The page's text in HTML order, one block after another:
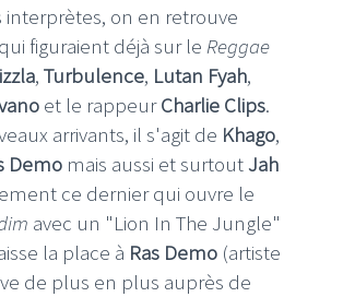
interprètes, on en retrouve
figuraient déjà sur le Reggae
, Turbulence, Lutan Fyah,
et le rappeurCharlie Clips.
arrivants, il s'agit de Khago,
Demo mais aussi et surtoutJah
ce dernier qui ouvre le
avec un "Lion In The Jungle"
la place à Ras Demo (artiste
de plus en plus auprès de